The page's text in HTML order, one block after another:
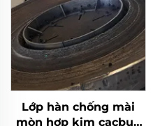
Lớp hàn chống mài
mòn hợp kim cacbua